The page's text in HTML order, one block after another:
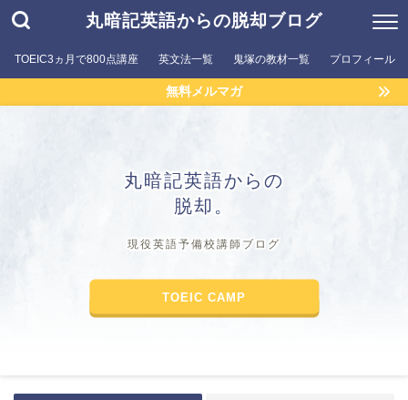
丸暗記英語からの脱却ブログ
TOEIC3ヵ月で800点講座 英文法一覧 鬼塚の教材一覧 プロフィール
無料メルマガ
丸暗記英語からの
脱却。
現役英語予備校講師ブログ
TOEIC CAMP